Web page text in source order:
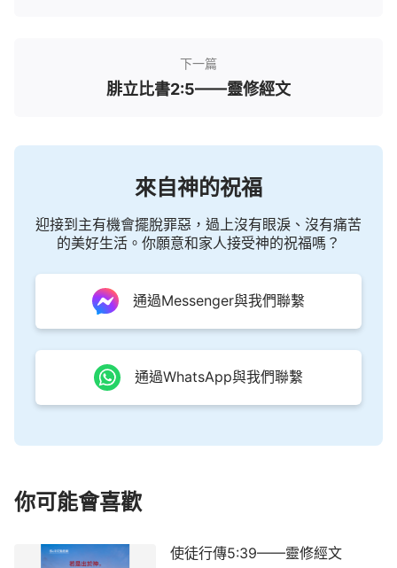
下一篇
腓立比書2:5——靈修經文
來自神的祝福
迎接到主有機會擺脫罪惡，過上沒有眼淚、沒有痛苦
的美好生活。你願意和家人接受神的祝福嗎？
通過Messenger與我們聯繫
通過WhatsApp與我們聯繫
你可能會喜歡
使徒行傳5:39——靈修經文